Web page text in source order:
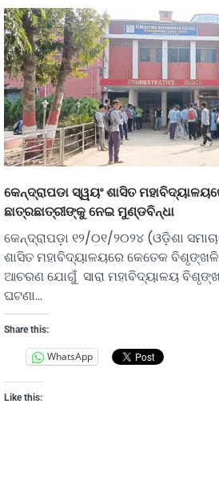
କେନ୍ଦ୍ରାପଡା ସ୍ୱୟଂ ଶାସିତ
ଛାତ୍ରଛାତ୍ରୀଙ୍କୁ ନେଇ ମୁଣ୍ଡବିନ୍ଧା
କେନ୍ଦ୍ରାପଡ଼ା ୧୨/୦୧/୨୦୨୪ (ଓଡ଼ିଶା
ଶାସିତ ମହାବିଦ୍ୟାଳୟରେ କେତେକ
ଆଚରଣ ଯୋଗୁଁ ସାରା ମହାବିଦ୍ୟାଳୟ
ଘଟଣା…
Share this:
WhatsApp
Like this: